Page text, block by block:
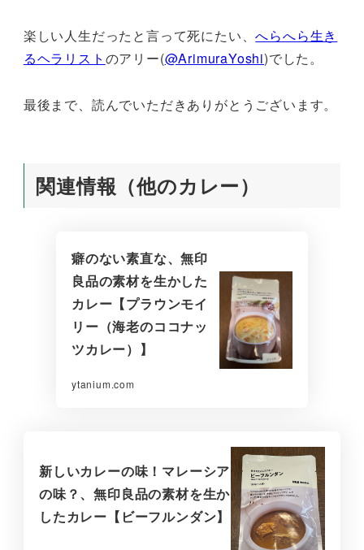
楽しい人生だったと言って死にたい、へらへら生き
るヘラリスト のアリー(@ArimuraYoshi)でした。
最後まで、読んでいただきありがとうございます。
関連情報（他のカレー）
癖のない素直な、無印
良品の素材を生かした
カレー【プラウンモイ
リー（海老のココナッ
ツカレー）】
ytanium.com
新しいカレーの味！マレーシア
の味？、無印良品の素材を生か
したカレー【ビーフルンダン】